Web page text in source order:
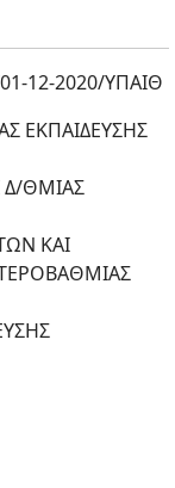
12-2020/ΥΠΑΙΘ
ΕΚΠΑΙΔΕΥΣΗΣ
Δ/ΘΜΙΑΣ
ΚΑΙ